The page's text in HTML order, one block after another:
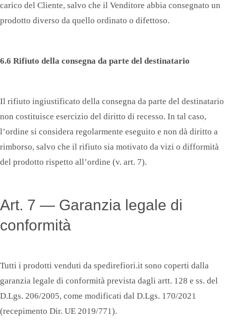
carico del Cliente, salvo che il Venditore abbia consegnato un
prodotto diverso da quello ordinato o difettoso.
6.6 Rifiuto della consegna da parte del destinatario
Il rifiuto ingiustificato della consegna da parte del destinatario
non costituisce esercizio del diritto di recesso. In tal caso,
l’ordine si considera regolarmente eseguito e non dà diritto a
rimborso, salvo che il rifiuto sia motivato da vizi o difformità
del prodotto rispetto all’ordine (v. art. 7).
Art. 7 — Garanzia legale di
conformità
Tutti i prodotti venduti da spedirefiori.it sono coperti dalla
garanzia legale di conformità prevista dagli artt. 128 e ss. del
D.Lgs. 206/2005, come modificati dal D.Lgs. 170/2021
(recepimento Dir. UE 2019/771).